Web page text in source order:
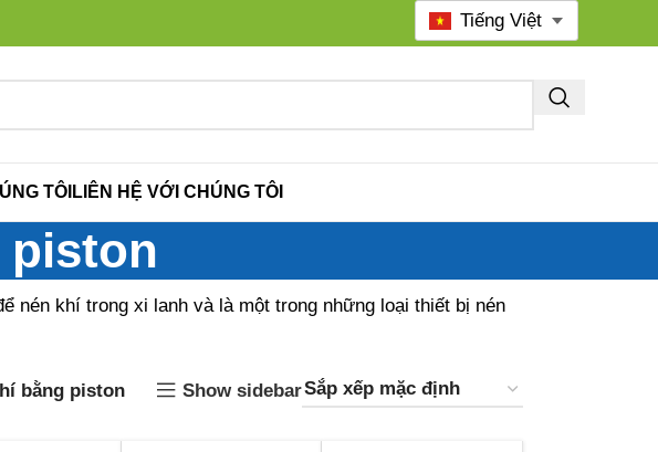
TÔI LIÊN HỆ VỚI CHÚNG TÔI
Tiếng Việt
piston
nén khí trong xi lanh và là một trong những loại thiết bị nén
bằng piston Show sidebar